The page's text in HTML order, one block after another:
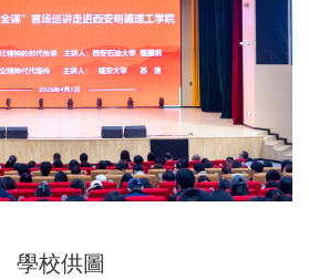
學校供圖